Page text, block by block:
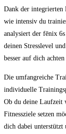
Dank der⁢ integrierten
wie ⁣intensiv du
analysiert der ⁣fēnix
deinen Stresslevel
besser auf dich
Die ​umfangreiche
individuelle
Ob du deine Laufzeit
Fitnessziele setzen‍
dich dabei